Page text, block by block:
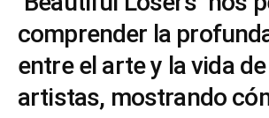
comprender la
entre el arte y la vida
artistas, mostrando